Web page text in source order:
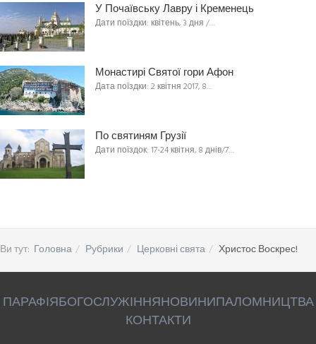
У Почаївську Лавру і Кременець
Дати поїздки: квітень, 3 дня /…
Монастирі Святої гори Афон
Дата поїздки: 2 квітня 2017, 8…
По святиням Грузії
Дати поїздок: 17-24 квітня, 8 днів/7…
Ви тут: Головна Рубрики Церковні свята Христос Воскрес!
ПАРАФІЯБОГОСЛУЖІННЯНОВИНИПАЛОМНИЦТВА
КОНТАКТИ